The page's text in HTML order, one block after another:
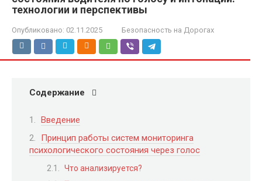
технологии и перспективы
Опубликовано: 02.11.2025 Безопасность на Дорогах
Содержание
Введение
Принцип работы систем мониторинга
психологического состояния через голос
Что анализируется?